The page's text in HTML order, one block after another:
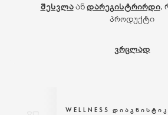
შესვლაანდარეგისტრირდი,
პროდუქტი
ვრცლად
WELLNESS